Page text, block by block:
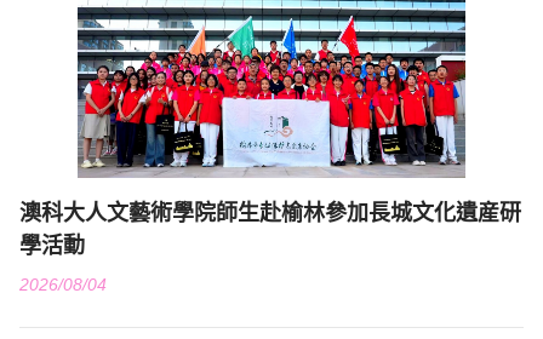
澳科大人文藝術學院師生赴榆林參加長城文化遺産研
學活動
2026/08/04